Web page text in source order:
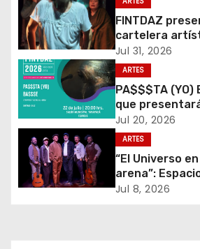
c
i
ó
n
d
e
e
FINTDAZ
cartelera
para anunciar
del Gran
Jul 31, 2026
ARTES
PA$$$TA (YO)
que
funciones
Municipal
Jul 20, 2026
ARTES
“El Universo
arena”:
Theater Aber
Jul 8, 2026